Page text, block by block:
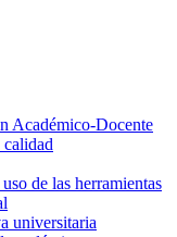
Académico-Docente
de las herramientas
universitaria